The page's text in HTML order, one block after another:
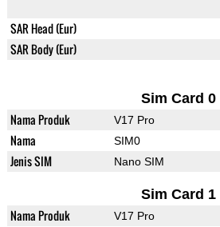
SAR Head (Eur)
SAR Body (Eur)
Sim Card 0
Nama Produk V17 Pro
Nama SIM0
Jenis SIM Nano SIM
Sim Card 1
Nama Produk V17 Pro